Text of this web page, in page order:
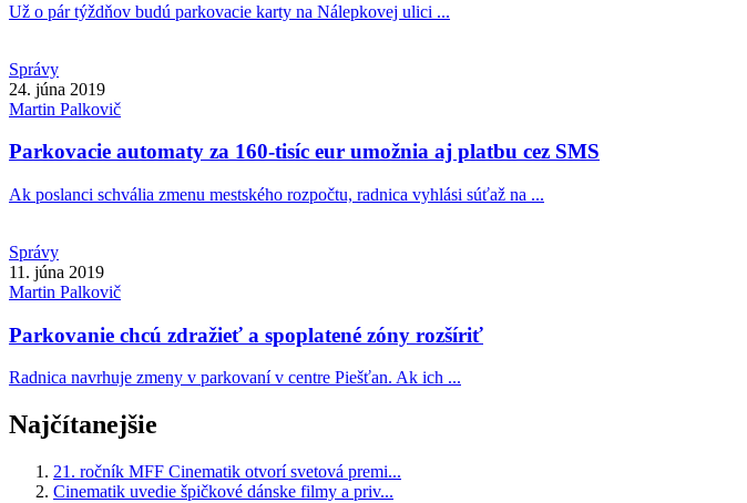
Už o pár týždňov budú parkovacie karty na Nálepkovej ulici ...
Správy
24. júna 2019
Martin Palkovič
Parkovacie automaty za 160-tisíc eur umožnia aj platbu cez SMS
Ak poslanci schvália zmenu mestského rozpočtu, radnica vyhlási súťaž na ...
Správy
11. júna 2019
Martin Palkovič
Parkovanie chcú zdražieť a spoplatené zóny rozšíriť
Radnica navrhuje zmeny v parkovaní v centre Piešťan. Ak ich ...
Najčítanejšie
21. ročník MFF Cinematik otvorí svetová premi...
Cinematik uvedie špičkové dánske filmy a priv...